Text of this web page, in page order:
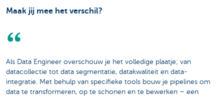
Maak jij mee het verschil?
Als Data Engineer overschouw je het volledige plaatje; van
datacollectie tot data segmentatie, datakwaliteit en data-
integratie. Met behulp van specifieke tools bouw je pipelines om
data te transformeren, op te schonen en te bewerken – een